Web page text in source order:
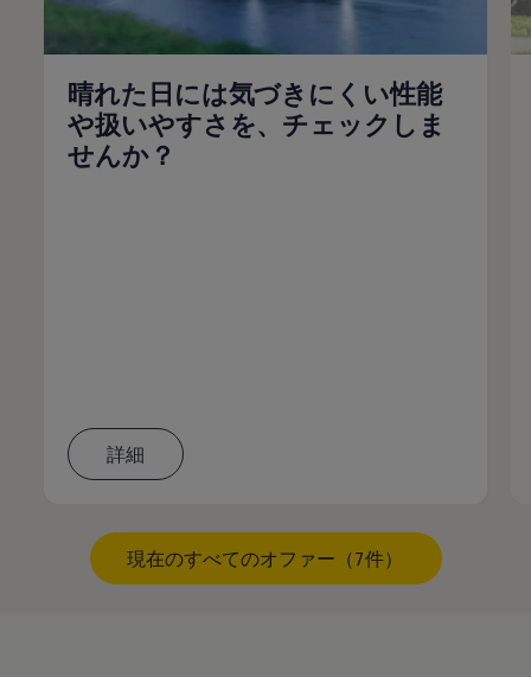
晴れた日には気づきにくい性能
や扱いやすさを、チェックしま
せんか？
詳細
現在のすべてのオファー（7件）